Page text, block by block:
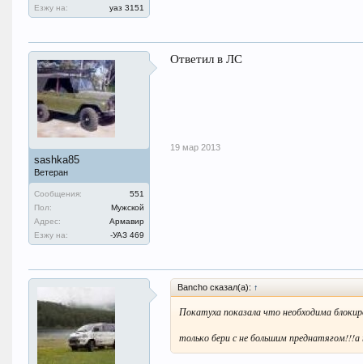
Езжу на:
уаз 3151
sashka85
Ветеран
Сообщения:
551
Пол:
Мужской
Адрес:
Армавир
Езжу на:
-УАЗ 469
Ответил в ЛС
19 мар 2013
Bancho сказал(а): ↑
Покатуха показала что необходима
только бери с не большим